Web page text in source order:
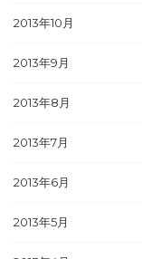
2013年10月
2013年9月
2013年8月
2013年7月
2013年6月
2013年5月